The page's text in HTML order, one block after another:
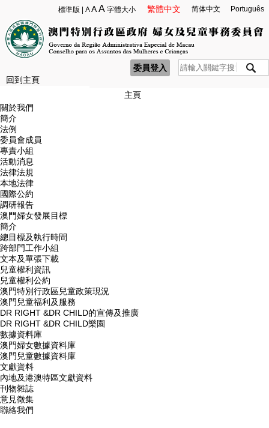
Português
简体中文
繁體中文
標準版 |A A A 字體大小
回到主頁
委員登入
主頁
關於我們
簡介
法例
委員會成員
專責小組
活動消息
法律法規
本地法律
國際公約
調研報告
澳門婦女發展目標
簡介
總目標及執行時間
跨部門工作小組
文本及單張下載
兒童權利資訊
兒童權利公約
澳門特別行政區兒童政策現況
澳門兒童福利及服務
DR RIGHT &DR CHILD的宣傳及推廣
DR RIGHT &DR CHILD樂園
數據資料庫
澳門婦女數據資料庫
澳門兒童數據資料庫
文獻資料
內地及港澳特區文獻資料
刊物雜誌
意見徵集
聯絡我們